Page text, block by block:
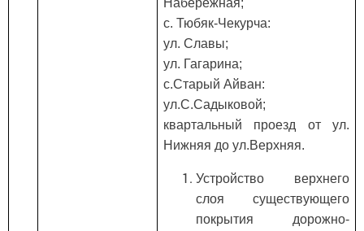
Набережная;
с. Тюбяк-Чекурча:
ул. Славы;
ул. Гагарина;
с.Старый Айван:
ул.С.Садыковой;
квартальный проезд от ул.
Нижняя до ул.Верхняя.
Устройство верхнего
слоя существующего
покрытия дорожно-